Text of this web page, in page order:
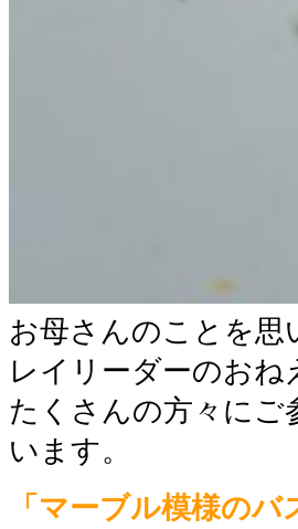
お母さんのことを思
レイリーダーのお
たくさんの方々に
います。
「マーブル模様の